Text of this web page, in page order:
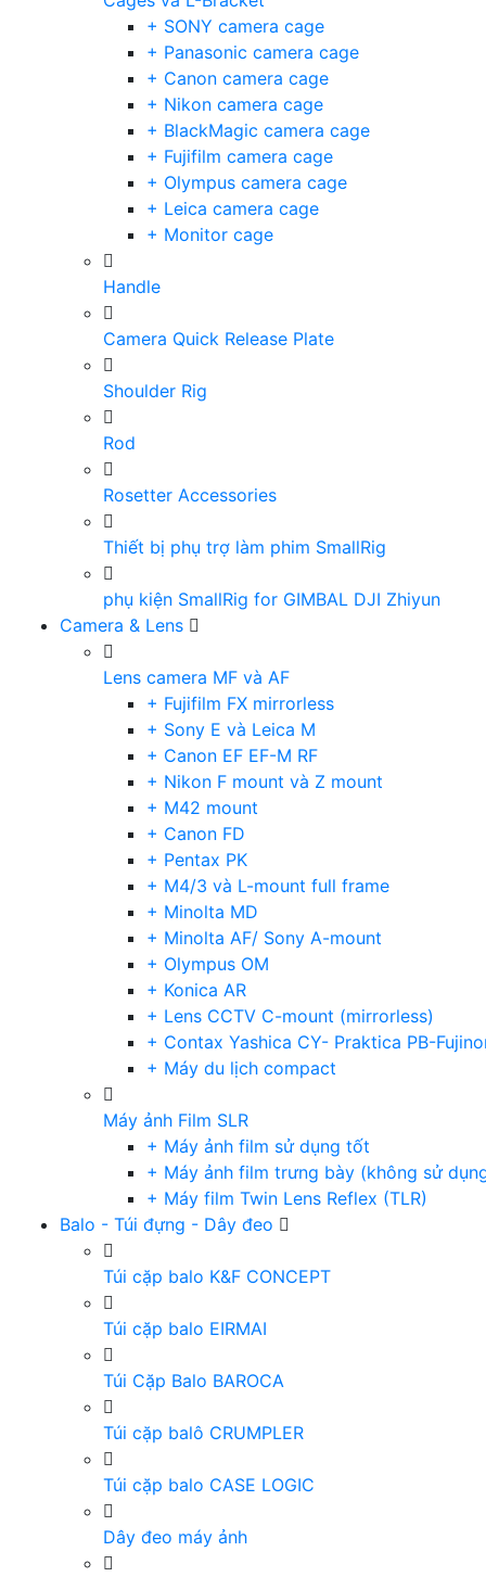
+ SONY camera cage
+ Panasonic camera cage
+ Canon camera cage
+ Nikon camera cage
+ BlackMagic camera cage
+ Fujifilm camera cage
+ Olympus camera cage
+ Leica camera cage
+ Monitor cage
Handle
Camera Quick Release Plate
Shoulder Rig
Rod
Rosetter Accessories
Thiết bị phụ trợ làm phim SmallRig
phụ kiện SmallRig for GIMBAL DJI Zhiyun
Camera & Lens
Lens camera MF và AF
+ Fujifilm FX mirrorless
+ Sony E và Leica M
+ Canon EF EF-M RF
+ Nikon F mount và Z mount
+ M42 mount
+ Canon FD
+ Pentax PK
+ M4/3 và L-mount full frame
+ Minolta MD
+ Minolta AF/ Sony A-mount
+ Olympus OM
+ Konica AR
+ Lens CCTV C-mount (mirrorless)
+ Contax Yashica CY- Praktica PB-
+ Máy du lịch compact
Máy ảnh Film SLR
+ Máy ảnh film sử dụng tốt
+ Máy ảnh film trưng bày (không sử
+ Máy film Twin Lens Reflex (TLR)
Balo - Túi đựng - Dây đeo
Túi cặp balo K&F CONCEPT
Túi cặp balo EIRMAI
Túi Cặp Balo BAROCA
Túi cặp balô CRUMPLER
Túi cặp balo CASE LOGIC
Dây đeo máy ảnh